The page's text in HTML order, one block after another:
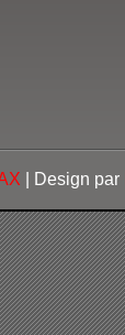
| Design par